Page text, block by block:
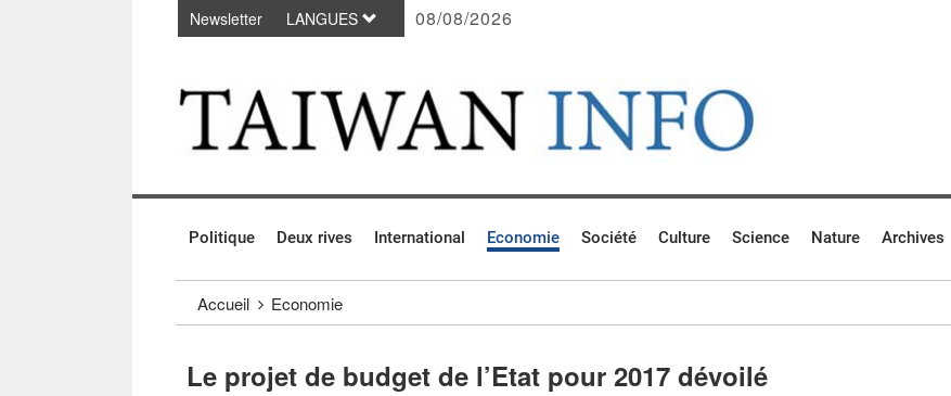
Passer au contenu principal
Newsletter LANGUES 08/08/2026
Politique Deux rives International Economie Société Culture Science Nature Archives
Accueil Economie
Le projet de budget de l’Etat pour 2017 dévoilé